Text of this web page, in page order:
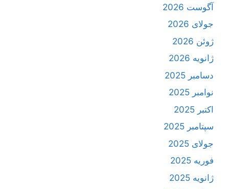
آگوست 2026
جولای 2026
ژوئن 2026
ژانویه 2026
دسامبر 2025
نوامبر 2025
اکتبر 2025
سپتامبر 2025
جولای 2025
فوریه 2025
ژانویه 2025